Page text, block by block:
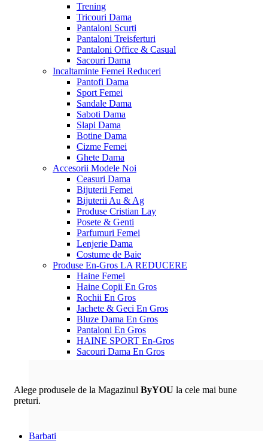
Trening
Tricouri Dama
Pantaloni Scurti
Pantaloni Treisferturi
Pantaloni Office & Casual
Sacouri Dama
Incaltaminte Femei Reduceri
Pantofi Dama
Sport Femei
Sandale Dama
Saboti Dama
Slapi Dama
Botine Dama
Cizme Femei
Ghete Dama
Accesorii Modele Noi
Ceasuri Dama
Bijuterii Femei
Bijuterii Au & Ag
Produse Cristian Lay
Posete & Genti
Parfumuri Femei
Lenjerie Dama
Costume de Baie
Produse En-Gros LA REDUCERE
Haine Femei
Haine Copii En Gros
Rochii En Gros
Jachete & Geci En Gros
Bluze Dama En Gros
Pantaloni En Gros
HAINE SPORT En-Gros
Sacouri Dama En Gros
Alege produsele de la Magazinul ByYOU la cele mai bune
preturi.
Barbati